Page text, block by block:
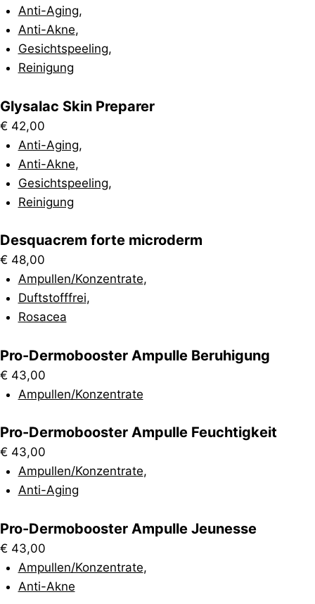
Anti-Aging,
Anti-Akne,
Gesichtspeeling,
Reinigung
Glysalac Skin Preparer
€ 42,00
Anti-Aging,
Anti-Akne,
Gesichtspeeling,
Reinigung
Desquacrem forte microderm
€ 48,00
Ampullen/Konzentrate,
Duftstofffrei,
Rosacea
Pro-Dermobooster Ampulle Beruhigung
€ 43,00
Ampullen/Konzentrate
Pro-Dermobooster Ampulle Feuchtigkeit
€ 43,00
Ampullen/Konzentrate,
Anti-Aging
Pro-Dermobooster Ampulle Jeunesse
€ 43,00
Ampullen/Konzentrate,
Anti-Akne